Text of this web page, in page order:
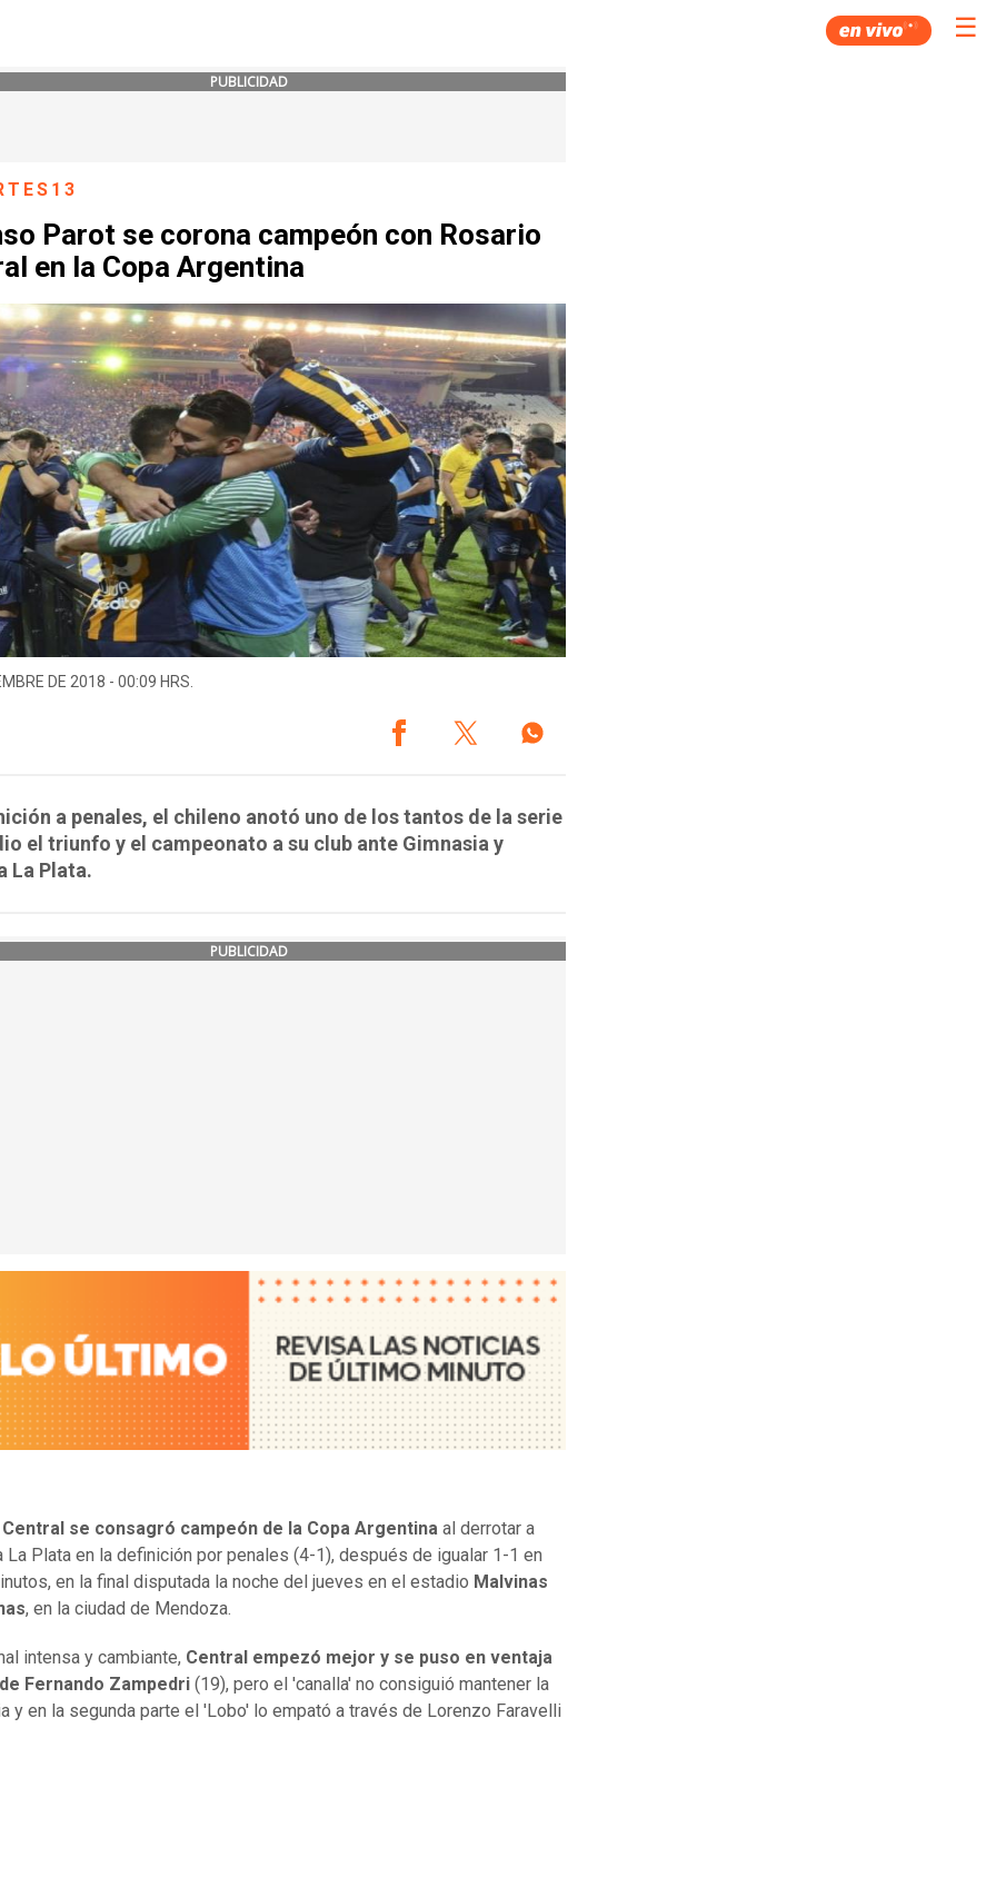
☰
PUBLICIDAD
Parot se corona campeón con Rosario
en la Copa Argentina
DE 2018 - 00:09 HRS.
a penales, el chileno anotó uno de los tantos de la serie
el triunfo y el campeonato a su club ante Gimnasia y
La Plata.
PUBLICIDAD
se consagró campeón de la Copa Argentina al derrotar a
La Plata en la definición por penales (4-1), después de igualar 1-1 en
en la final disputada la noche del jueves en el estadio Malvinas
, en la ciudad de Mendoza.
intensa y cambiante, Central empezó mejor y se puso en ventaja
Fernando Zampedri (19), pero el 'canalla' no consiguió mantener la
y en la segunda parte el 'Lobo' lo empató a través de Lorenzo Faravelli